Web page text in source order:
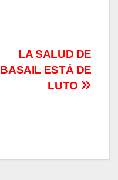
LA SALUD DE
BASAIL ESTÁ DE
LUTO